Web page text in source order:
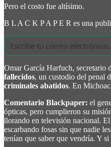
Pero el costo fue altísimo.
B L A C K P A P E R es una
Omar García Harfuch, secretario
fallecidos, un custodio del penal
criminales abatidos. En
Comentario Blackpaper: el
ópticas, pero cumplieron su
llorando en televisión nacional.
escarbando fosas sin que nadie
tenían que saber que vendría. Y